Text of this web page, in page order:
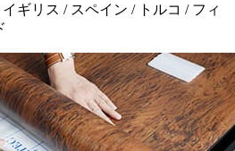
イギリス / スペイン / トルコ / フィ